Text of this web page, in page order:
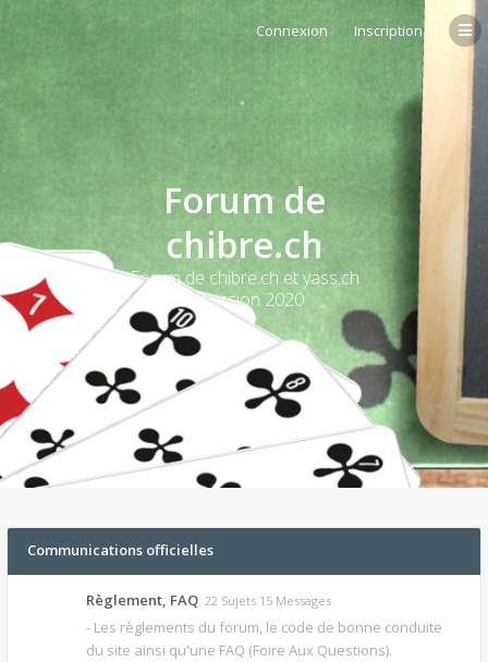
Connexion Inscription
Forum de
chibre.ch
Forum de chibre.ch et yass.ch
et version 2020
Communications officielles
Règlement, FAQ 22 Sujets 15 Messages
- Les règlements du forum, le code de bonne conduite
du site ainsi qu'une FAQ (Foire Aux Questions).